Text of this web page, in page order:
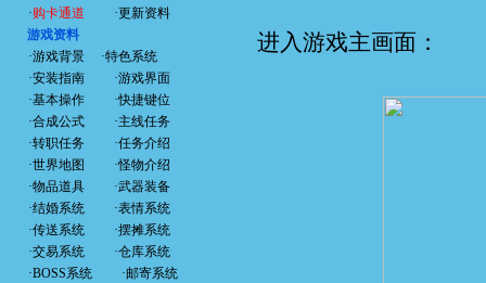
·购卡通道 ·更新资料
游戏资料
·游戏背景 ·特色系统
·安装指南 ·游戏界面
·基本操作 ·快捷键位
·合成公式 ·主线任务
·转职任务 ·任务介绍
·世界地图 ·怪物介绍
·物品道具 ·武器装备
·结婚系统 ·表情系统
·传送系统 ·摆摊系统
·交易系统 ·仓库系统
·BOSS系统 ·邮寄系统
进入游戏主画面：